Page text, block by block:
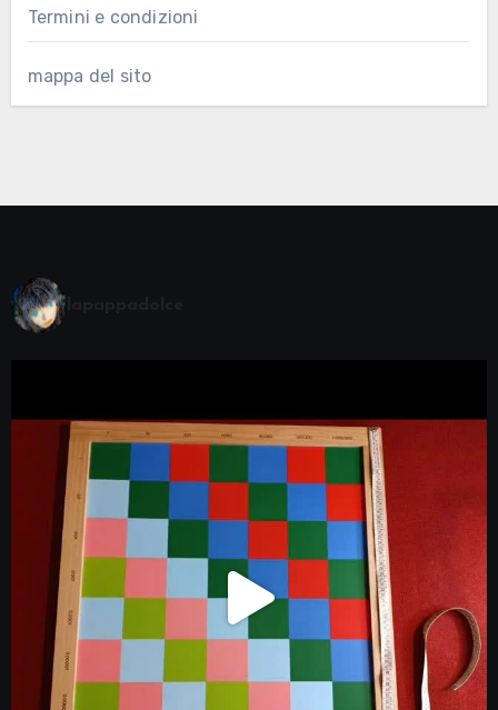
Termini e condizioni
mappa del sito